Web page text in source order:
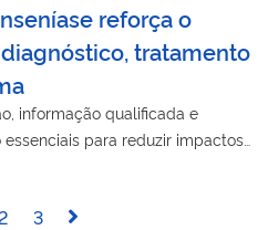
reforça o
tratamento
informação qualificada e
para reduzir impactos
3